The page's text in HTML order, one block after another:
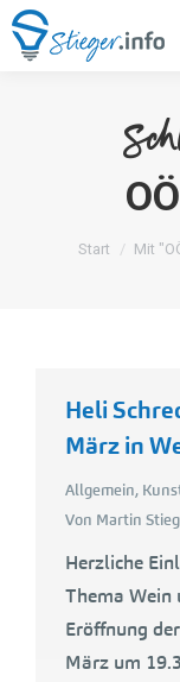
Sie
Start Mit
Heli
März in
Allgemein,
Von Martin
Herzliche
Thema Wein
Eröffnung
März um